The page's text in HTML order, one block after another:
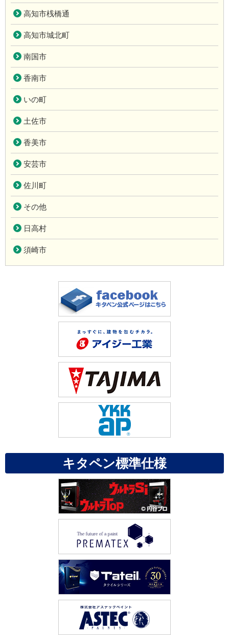
高知市桟橋通
高知市城北町
南国市
香南市
いの町
土佐市
香美市
安芸市
佐川町
その他
日高村
須崎市
キタペン標準仕様